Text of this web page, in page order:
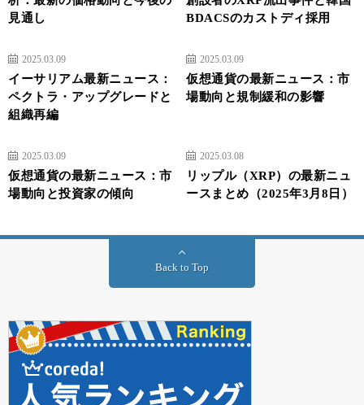
見通し
BDACSのカストディ採用
2025.03.09
イーサリアム最新ニュース：
ペクトラ・アップグレードと
組織再編
2025.03.09
仮想通貨の最新ニュース：市
場動向と規制緩和の影響
2025.03.09
仮想通貨の最新ニュース：市
場動向と投資家の傾向
2025.03.08
リップル（XRP）の最新ニュ
ースまとめ（2025年3月8日）
Back to Top